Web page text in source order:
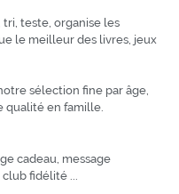
tri, teste, organise les
le meilleur des livres, jeux
notre sélection fine par âge,
qualité en famille.
cadeau, message
fidélité ...